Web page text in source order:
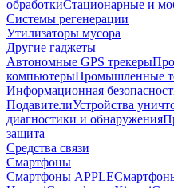
обработкиСтационарные и
Системы регенерации
Утилизаторы мусора
Другие гаджеты
Автономные GPS трекеры
компьютерыПромышленные
Информационная
ПодавителиУстройства
диагностики и обнаружения
защита
Средства связи
Смартфоны
Смартфоны APPLE